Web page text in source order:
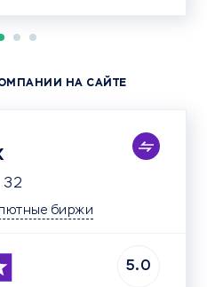
НА САЙТЕ
32
биржи
5.0